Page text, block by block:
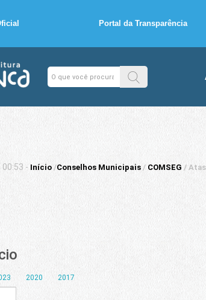
Portal da Transparência
- Início /Conselhos Municipais / COMSEG / Atas
2020 2017